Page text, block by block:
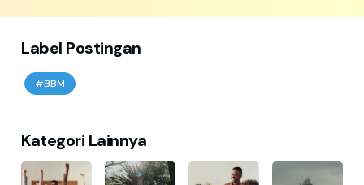
Label Postingan
#BBM
Kategori Lainnya